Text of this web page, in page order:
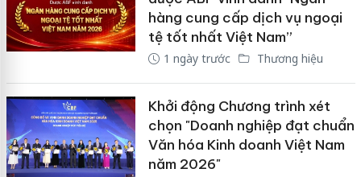
hàng cung cấp dịch vụ ngoại
tệ tốt nhất Việt Nam”
1 ngày trước Thương hiệu
Khởi động Chương trình xét
chọn "Doanh nghiệp đạt chuẩn
Văn hóa Kinh doanh Việt Nam
năm 2026"